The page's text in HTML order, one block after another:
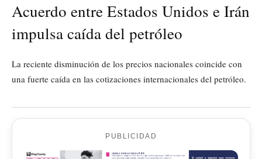
Acuerdo entre Estados Unidos e Irán
impulsa caída del petróleo
La reciente disminución de los precios nacionales coincide con
una fuerte caída en las cotizaciones internacionales del petróleo.
PUBLICIDAD